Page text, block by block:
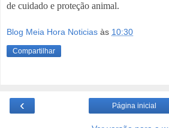
de cuidado e proteção animal.
Blog Meia Hora Noticias às 10:30
Compartilhar
‹ Página inicial